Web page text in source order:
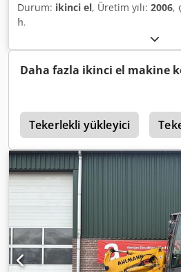
Durum: ikinci el, Üretim yılı: 2006,
h,
Daha fazla ikinci el makine
Tekerlekli yükleyici